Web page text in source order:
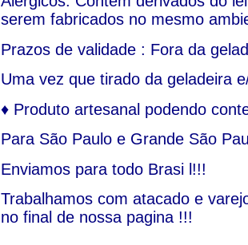
serem fabricados no mesmo
Prazos de validade : Fora da
Uma vez que tirado da geladeira
♦ Produto artesanal podendo
Para São Paulo e Grande São
Enviamos para todo Brasi l!!!
Trabalhamos com atacado e
no final de nossa pagina !!!